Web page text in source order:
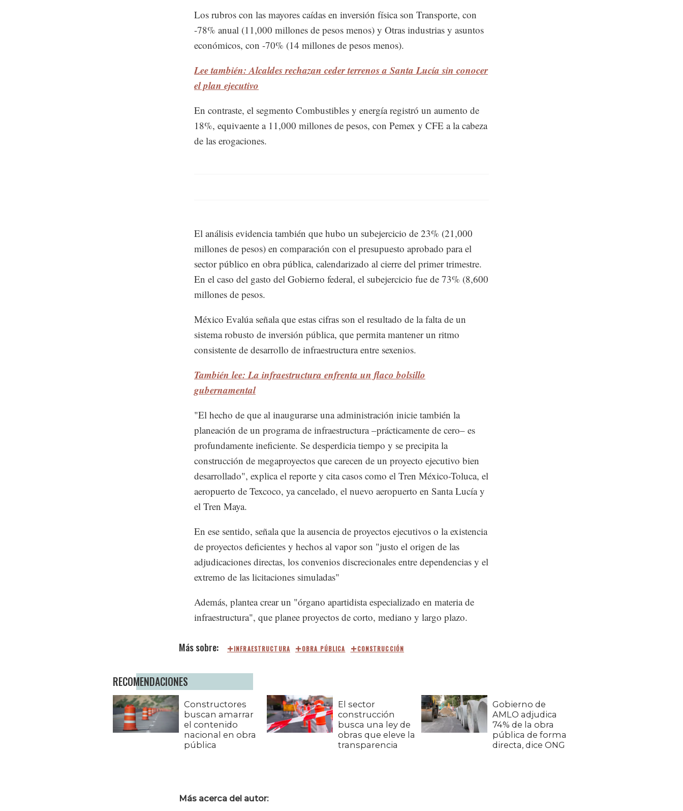
Los rubros con las mayores caídas en inversión física son Transporte, con
-78% anual (11,000 millones de pesos menos) y Otras industrias y asuntos
económicos, con -70% (14 millones de pesos menos).
Lee también: Alcaldes rechazan ceder terrenos a Santa Lucía sin conocer
el plan ejecutivo
En contraste, el segmento Combustibles y energía registró un aumento de
18%, equivaente a 11,000 millones de pesos, con Pemex y CFE a la cabeza
de las erogaciones.
El análisis evidencia también que hubo un subejercicio de 23% (21,000
millones de pesos) en comparación con el presupuesto aprobado para el
sector público en obra pública, calendarizado al cierre del primer trimestre.
En el caso del gasto del Gobierno federal, el subejercicio fue de 73% (8,600
millones de pesos.
México Evalúa señala que estas cifras son el resultado de la falta de un
sistema robusto de inversión pública, que permita mantener un ritmo
consistente de desarrollo de infraestructura entre sexenios.
También lee: La infraestructura enfrenta un flaco bolsillo
gubernamental
"El hecho de que al inaugurarse una administración inicie también la
planeación de un programa de infraestructura –prácticamente de cero– es
profundamente ineficiente. Se desperdicia tiempo y se precipita la
construcción de megaproyectos que carecen de un proyecto ejecutivo bien
desarrollado", explica el reporte y cita casos como el Tren México-Toluca, el
aeropuerto de Texcoco, ya cancelado, el nuevo aeropuerto en Santa Lucía y
el Tren Maya.
En ese sentido, señala que la ausencia de proyectos ejecutivos o la existencia
de proyectos deficientes y hechos al vapor son "justo el origen de las
adjudicaciones directas, los convenios discrecionales entre dependencias y el
extremo de las licitaciones simuladas"
Además, plantea crear un "órgano apartidista especializado en materia de
infraestructura", que planee proyectos de corto, mediano y largo plazo.
INFRAESTRUCTURA OBRA PÚBLICA CONSTRUCCIÓN
RECOMENDACIONES
Constructores
buscan amarrar
el contenido
nacional en obra
pública
El sector
construcción
busca una ley de
obras que eleve la
transparencia
Gobierno de
AMLO adjudica
74% de la obra
pública de forma
directa, dice ONG
Más acerca del autor: